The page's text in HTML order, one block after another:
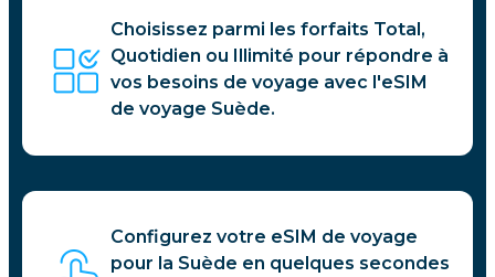
Choisissez parmi les forfaits Total,
Quotidien ou Illimité pour répondre à
vos besoins de voyage avec l'eSIM
de voyage Suède.
Configurez votre eSIM de voyage
pour la Suède en quelques secondes